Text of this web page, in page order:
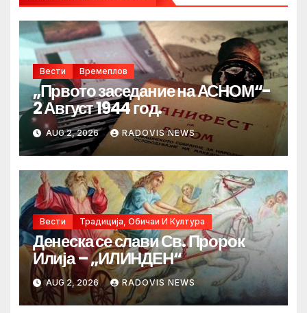
Вести Времеплов
„Првото заседание на АСНОМ“-
2 Август 1944 год.
AUG 2, 2026 RADOVIS NEWS
Вести Традиција, Обичаи И Култура
Денеска се слави Св. Пророк
Илија – „ИЛИНДЕН“
AUG 2, 2026 RADOVIS NEWS